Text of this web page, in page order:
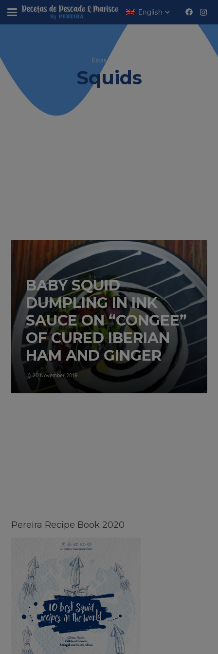
English
Estas viendo
Squids
BABY SQUID
DUMPLING IN INK
SAUCE ON “CONGEE”
OF CURED IBERIAN
HAM AND GINGER
20 November 2019
Pereira Recipe Book 2020